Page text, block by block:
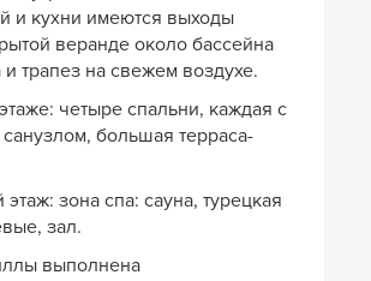
и кухни имеются выходы
веранде около бассейна
и трапез на свежем воздухе.
четыре спальни, каждая с
большая терраса-
зона спа: сауна, турецкая
зал.
выполнена